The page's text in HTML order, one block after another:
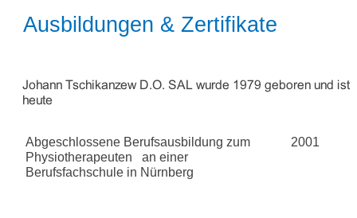
Abgeschlossene Berufsausbildung zum
Physiotherapeuten an einer
Berufsfachschule in Nürnberg
2001
Ausbildungen & Zertifikate